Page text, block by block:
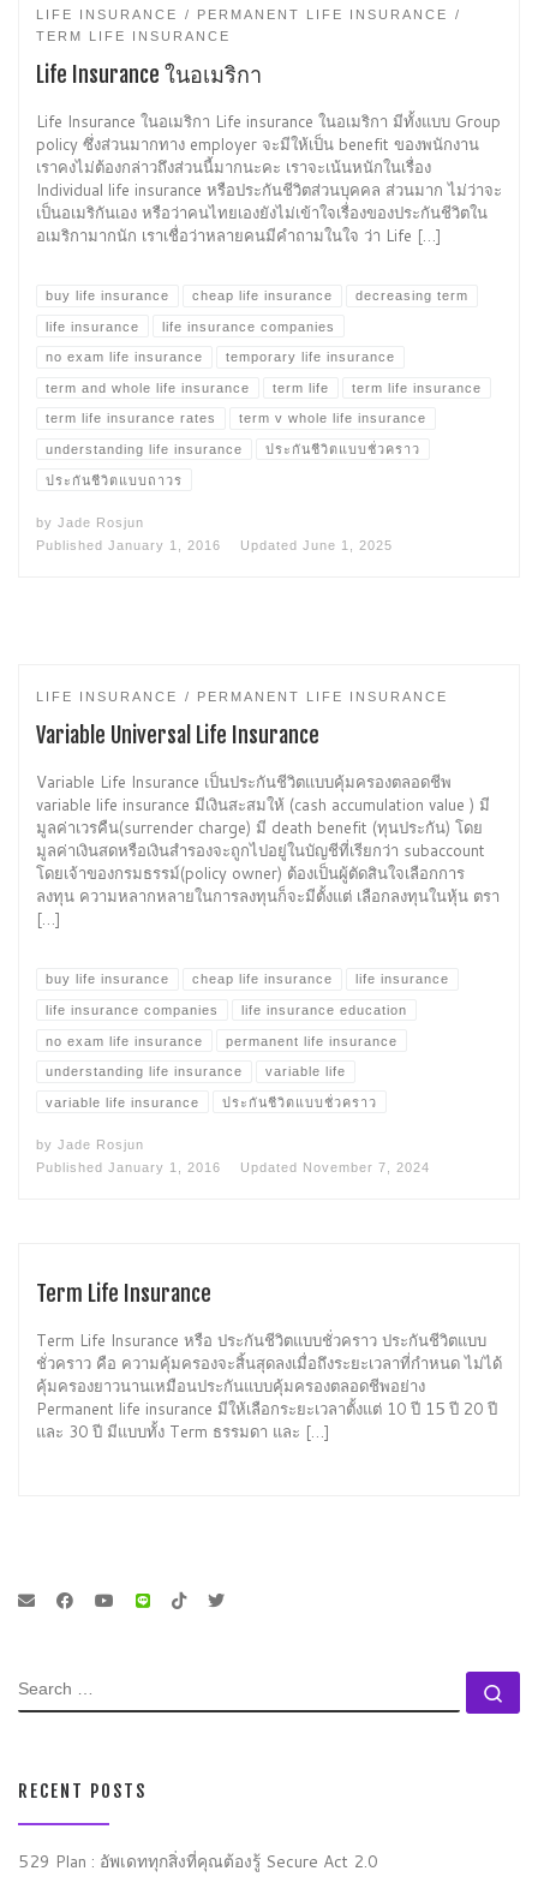
LIFE INSURANCE
PERMANENT LIFE INSURANCE
TERM LIFE INSURANCE
Life Insurance ในอเมริกา
Life Insurance ในอเมริกา Life insurance ในอเมริกา มีทั้งแบบ Group
policy ซึ่งส่วนมากทาง employer จะมีให้เป็น benefit ของพนักงาน
เราคงไม่ต้องกล่าวถึงส่วนนี้มากนะคะ เราจะเน้นหนักในเรื่อง
Individual life insurance หรือประกันชีวิตส่วนบุคคล ส่วนมาก ไม่ว่าจะ
เป็นอเมริกันเอง หรือว่าคนไทยเองยังไม่เข้าใจเรื่องของประกันชีวิตใน
อเมริกามากนัก เราเชื่อว่าหลายคนมีคำถามในใจ ว่า Life […]
buy life insurance cheap life insurance decreasing term
life insurance life insurance companies
no exam life insurance temporary life insurance
term and whole life insurance term life term life insurance
term life insurance rates term v whole life insurance
understanding life insurance ประกันชีวิตแบบชั่วคราว
ประกันชีวิตแบบถาวร
by Jade Rosjun
Published January 1, 2016 Updated June 1, 2025
LIFE INSURANCE PERMANENT LIFE INSURANCE
Variable Universal Life Insurance
Variable Life Insurance เป็นประกันชีวิตแบบคุ้มครองตลอดชีพ
variable life insurance มีเงินสะสมให้ (cash accumulation value ) มี
มูลค่าเวรคืน(surrender charge) มี death benefit (ทุนประกัน) โดย
มูลค่าเงินสดหรือเงินสำรองจะถูกไปอยู่ในบัญชีที่เรียกว่า subaccount
โดยเจ้าของกรมธรรม์(policy owner) ต้องเป็นผู้ตัดสินใจเลือกการ
ลงทุน ความหลากหลายในการลงทุนก็จะมีตั้งแต่ เลือกลงทุนในหุ้น ตรา
[…]
buy life insurance cheap life insurance life insurance
life insurance companies life insurance education
no exam life insurance permanent life insurance
understanding life insurance variable life
variable life insurance ประกันชีวิตแบบชั่วคราว
by Jade Rosjun
Published January 1, 2016 Updated November 7, 2024
Term Life Insurance
Term Life Insurance หรือ ประกันชีวิตแบบชั่วคราว ประกันชีวิตแบบ
ชั่วคราว คือ ความคุ้มครองจะสิ้นสุดลงเมื่อถึงระยะเวลาที่กำหนด ไม่ได้
คุ้มครองยาวนานเหมือนประกันแบบคุ้มครองตลอดชีพอย่าง
Permanent life insurance มีให้เลือกระยะเวลาตั้งแต่ 10 ปี 15 ปี 20 ปี
และ 30 ปี มีแบบทั้ง Term ธรรมดา และ […]
SEARCH
RECENT POSTS
529 Plan : อัพเดททุกสิ่งที่คุณต้องรู้ Secure Act 2.0